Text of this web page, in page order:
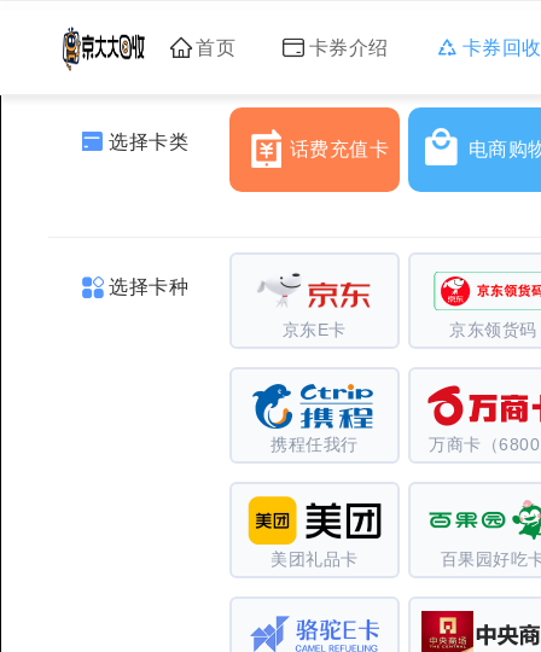
首页 卡券介绍 卡券回收
选择卡类 话费充值卡 电商购
选择卡种
京东E卡 京东领货码
携程任我行 万商卡（
美团礼品卡 百果园好吃